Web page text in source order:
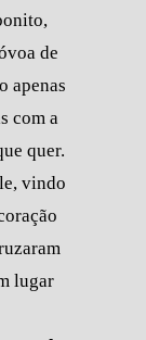
de
apenas
com a
quer.
vindo
lugar